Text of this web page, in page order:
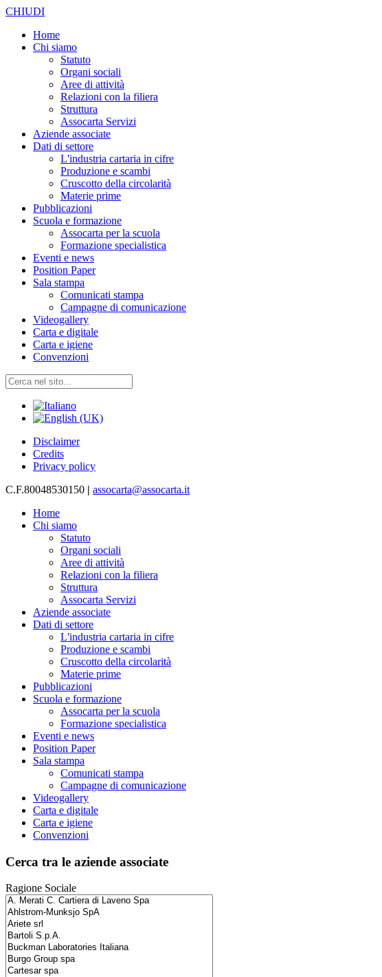
CHIUDI
Home
Chi siamo
Statuto
Organi sociali
Aree di attività
Relazioni con la filiera
Struttura
Assocarta Servizi
Aziende associate
Dati di settore
L'industria cartaria in cifre
Produzione e scambi
Cruscotto della circolarità
Materie prime
Pubblicazioni
Scuola e formazione
Assocarta per la scuola
Formazione specialistica
Eventi e news
Position Paper
Sala stampa
Comunicati stampa
Campagne di comunicazione
Videogallery
Carta e digitale
Carta e igiene
Convenzioni
Disclaimer
Credits
Privacy policy
C.F.80048530150 | assocarta@assocarta.it
Home
Chi siamo
Statuto
Organi sociali
Aree di attività
Relazioni con la filiera
Struttura
Assocarta Servizi
Aziende associate
Dati di settore
L'industria cartaria in cifre
Produzione e scambi
Cruscotto della circolarità
Materie prime
Pubblicazioni
Scuola e formazione
Assocarta per la scuola
Formazione specialistica
Eventi e news
Position Paper
Sala stampa
Comunicati stampa
Campagne di comunicazione
Videogallery
Carta e digitale
Carta e igiene
Convenzioni
Cerca tra le aziende associate
Ragione Sociale